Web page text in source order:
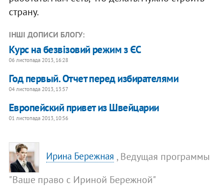
страну.
ІНШІ ДОПИСИ БЛОГУ:
Курс на безвізовий режим з ЄС
06 листопада 2013, 16:28
Год первый. Отчет перед избирателями
04 листопада 2013, 13:57
Европейский привет из Швейцарии
01 листопада 2013, 10:56
Ирина Бережная , Ведущая программы
"Ваше право с Ириной Бережной"